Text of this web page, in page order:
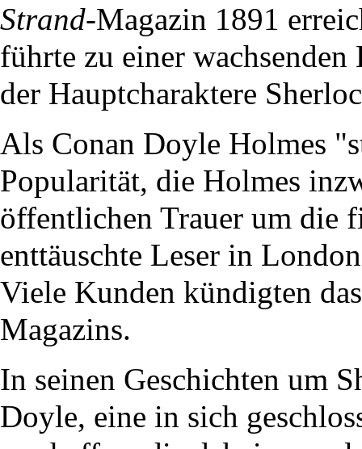
Strand-Magazin 1891
führte zu einer
der Hauptcharaktere
Als Conan Doyle Holmes
Popularität, die Holmes
öffentlichen Trauer um die
enttäuschte Leser in London
Viele Kunden kündigten
Magazins.
In seinen Geschichten um
Doyle, eine in sich